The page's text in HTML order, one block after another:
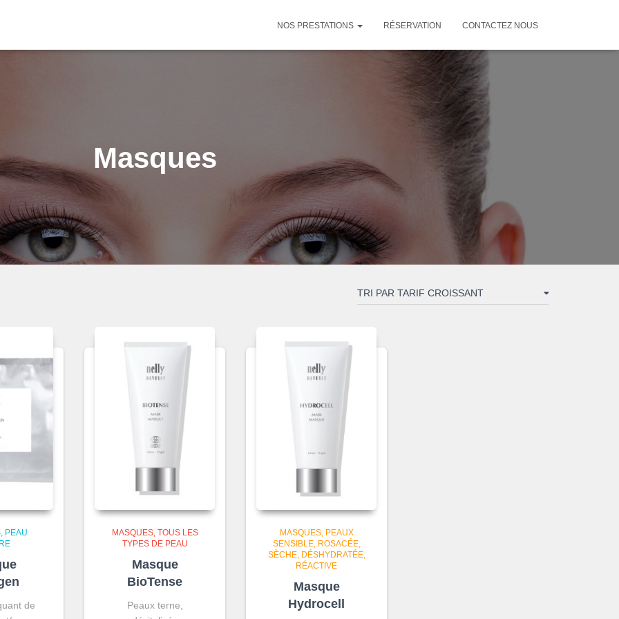
NOS PRESTATIONS RÉSERVATION CONTACTEZ NOUS
Masques
PEAU
de
MASQUES TOUS LES
TYPES DE PEAU
Masque
BioTense
Peaux terne,
MASQUES PEAUX
SENSIBLE, ROSACÉE,
SÈCHE, DÉSHYDRATÉE,
RÉACTIVE
Masque
Hydrocell